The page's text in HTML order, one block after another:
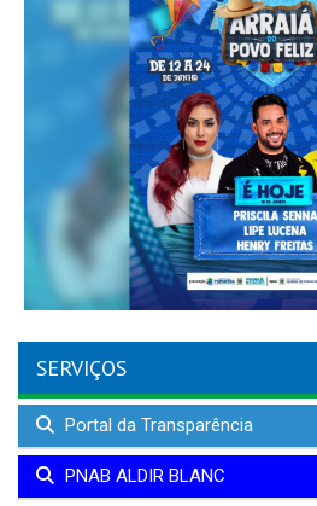
SERVIÇOS
Portal da Transparência
PNAB ALDIR BLANC